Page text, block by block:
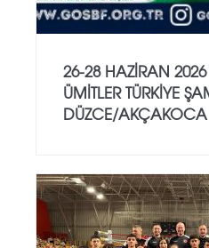
26-28 HAZİRAN 2026
ÜMİTLER TÜRKİYE
DÜZCE/AKÇAKOCA